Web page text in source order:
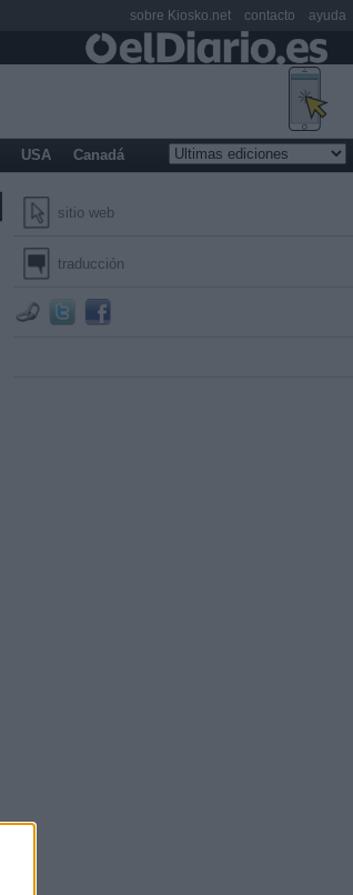
USA Canadá
sitio web
traducción
sobre Kiosko.net contacto ayuda